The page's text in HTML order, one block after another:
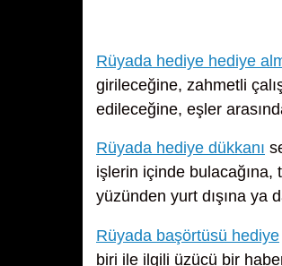
Rüyada hediye hediye
girileceğine, zahmetli
edileceğine, eşler
Rüyada hediye dükkanı
işlerin içinde bulacağına,
yüzünden yurt dışına ya
Rüyada başörtüsü hediye
biri ile ilgili üzücü bir